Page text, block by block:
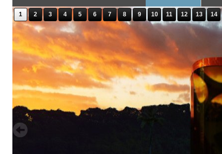
1 2 3 4 5 6 7 8 9 10 11 12 13 14